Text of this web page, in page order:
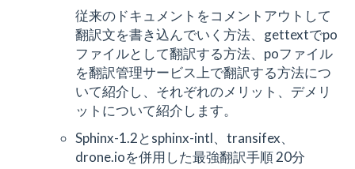
従来のドキュメントをコメントアウトして
翻訳文を書き込んでいく方法、gettextでpo
ファイルとして翻訳する方法、poファイル
を翻訳管理サービス上で翻訳する方法につ
いて紹介し、それぞれのメリット、デメリ
ットについて紹介します。
Sphinx-1.2とsphinx-intl、transifex、
drone.ioを併用した最強翻訳手順 20分